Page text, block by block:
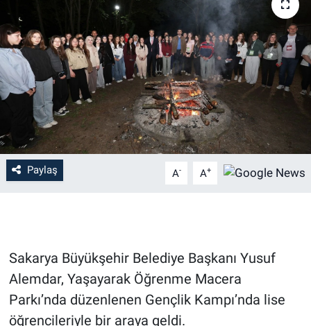
Paylaş A- A+
Sakarya Büyükşehir Belediye Başkanı Yusuf
Alemdar, Yaşayarak Öğrenme Macera
Parkı’nda düzenlenen Gençlik Kampı’nda lise
öğrencileriyle bir araya geldi.